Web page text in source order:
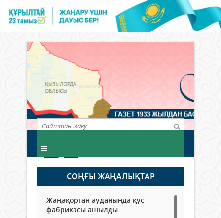
СОҢҒЫ ЖАҢАЛЫҚТАР
Жаңақорған ауданында құс
фабрикасы ашылды